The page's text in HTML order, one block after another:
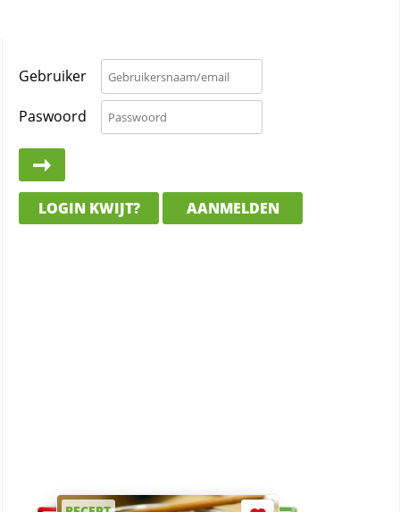
Gebruiker
Paswoord
LOGIN KWIJT? AANMELDEN